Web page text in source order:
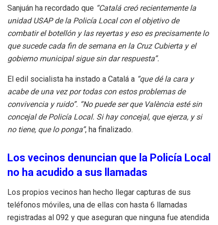
Sanjuán ha recordado que “Catalá creó recientemente la
unidad USAP de la Policía Local con el objetivo de
combatir el botellón y las reyertas y eso es precisamente lo
que sucede cada fin de semana en la Cruz Cubierta y el
gobierno municipal sigue sin dar respuesta”.
El edil socialista ha instado a Catalá a “que dé la cara y
acabe de una vez por todas con estos problemas de
convivencia y ruido”. “No puede ser que València esté sin
concejal de Policía Local. Si hay concejal, que ejerza, y si
no tiene, que lo ponga”, ha finalizado.
Los vecinos denuncian que la Policía Local
no ha acudido a sus llamadas
Los propios vecinos han hecho llegar capturas de sus
teléfonos móviles, una de ellas con hasta 6 llamadas
registradas al 092 y que aseguran que ninguna fue atendida